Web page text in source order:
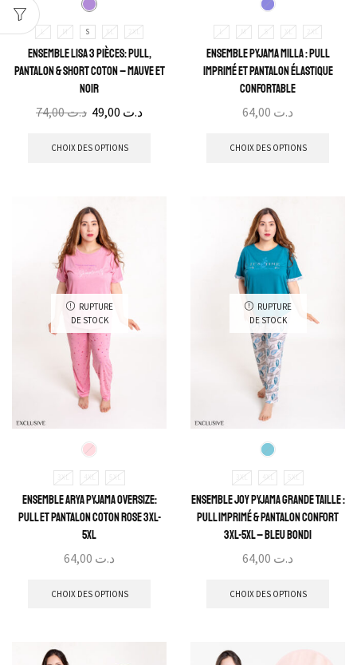
L M S XL 2XL
Ensemble Lisa 3 Pièces: Pull,
Pantalon & Short Coton – Mauve et
Noir
د.ت74,00 د.ت
CHOIX DES OPTIONS
L M S XL 2XL
Ensemble Pyjama Milla : Pull
Imprimé et Pantalon Élastique
Confortable
د.ت
CHOIX DES OPTIONS
RUPTURE
DE STOCK
3XL 4XL 5XL
Ensemble Arya Pyjama Oversize:
Pull et Pantalon Coton Rose 3XL-
5XL
د.ت
CHOIX DES OPTIONS
RUPTURE
DE STOCK
3XL 4XL 5XL
Ensemble Joy Pyjama Grande Taille :
Pull Imprimé & Pantalon Confort
3XL-5XL – Bleu Bondi
د.ت
CHOIX DES OPTIONS